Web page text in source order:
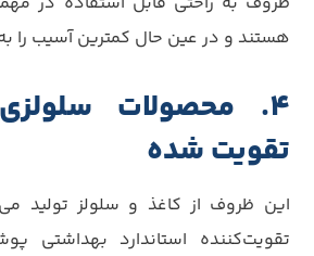
هستند و در عین حال کمترین آسیب را
4. محصولات
تقویت شده
این ظروف از کاغذ و سلولز تولید
تقویت‌کننده استاندارد بهداشتی